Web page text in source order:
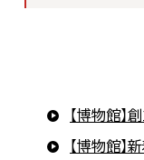
【博物館
【博物館